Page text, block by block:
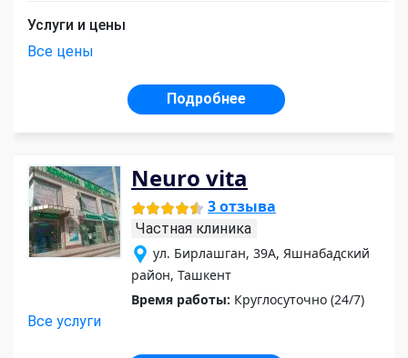
Услуги и цены
Все цены
Подробнее
Neuro vita
3 отзыва
Частная клиника
ул. Бирлашган, 39А, Яшнабадский
район, Ташкент
Время работы: Круглосуточно (24/7)
Все услуги